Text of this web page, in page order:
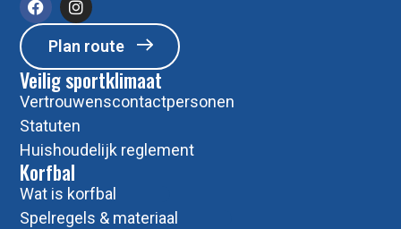
Plan route
Korfbal
Wat is korfbal
Spelregels & materiaal
Veilig sportklimaat
Vertrouwenscontactpersonen
Statuten
Huishoudelijk reglement